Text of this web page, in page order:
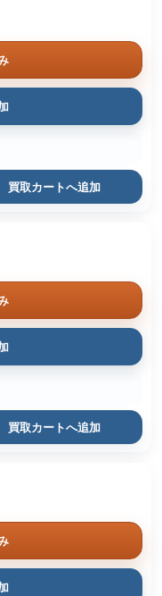
買取カートへ追加
買取カートへ追加